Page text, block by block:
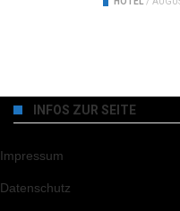
INFOS ZUR SEITE
Impressum
Datenschutz